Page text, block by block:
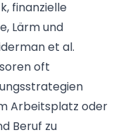
finanzielle
Lärm und
et al.
oft
Arbeitsplatz oder
Beruf zu